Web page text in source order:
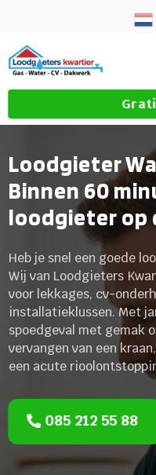
Loodgieter
Binnen 60
loodgieter op
Heb je snel een goede
Wij van Loodgieters
voor lekkages, cv-
installatieklussen. Met
spoedgeval met gemak
vervangen van een
een acute
085 212 55 88